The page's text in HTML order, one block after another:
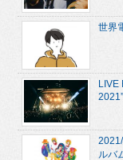
世界
LIVE
ルバ